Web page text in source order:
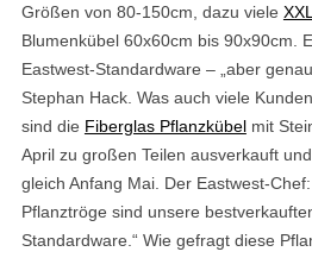
Größen von 80-150cm, dazu viele
Blumenkübel 60x60cm bis 90x90cm.
Eastwest-Standardware – „aber
Stephan Hack. Was auch viele
sind die Fiberglas Pflanzkübelmit
April zu großen Teilen ausverkauft
gleich Anfang Mai. Der Eastwest-
Pflanztröge sind unsere
Standardware.“ Wie gefragt diese